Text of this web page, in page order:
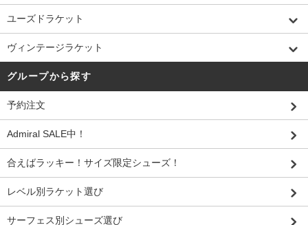
ユーズドラケット
ヴィンテージラケット
グループから探す
予約注文
Admiral SALE中！
合えばラッキー！サイズ限定シューズ！
レベル別ラケット選び
サーフェス別シューズ選び